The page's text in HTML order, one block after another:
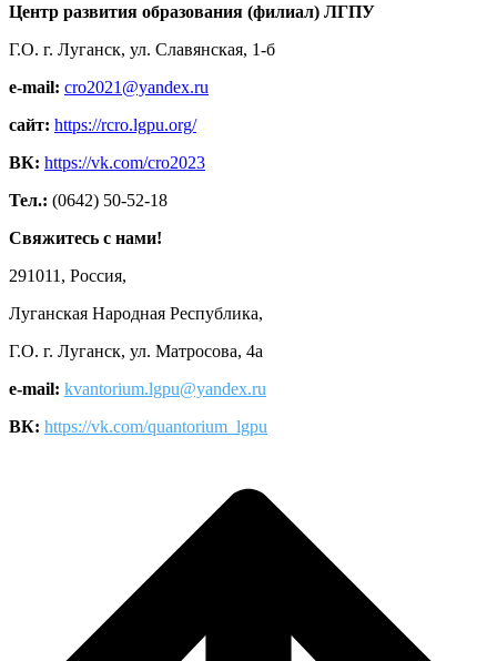
Центр развития образования (филиал) ЛГПУ
Г.О. г. Луганск, ул. Славянская, 1-б
e-mail: cro2021@yandex.ru
сайт: https://rcro.lgpu.org/
ВК: https://vk.com/cro2023
Тел.: (0642) 50-52-18
Свяжитесь с нами!
291011, Россия,
Луганская Народная Республика,
Г.О. г. Луганск, ул. Матросова, 4а
e-mail: kvantorium.lgpu@yandex.ru
ВК: https://vk.com/quantorium_lgpu